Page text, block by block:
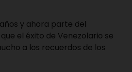
y ahora parte del
el éxito de Venezolario se
a los recuerdos de los